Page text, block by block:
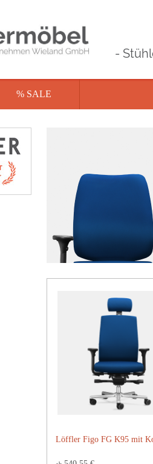
-
% SALE
Löffler Figo FG K95 mit